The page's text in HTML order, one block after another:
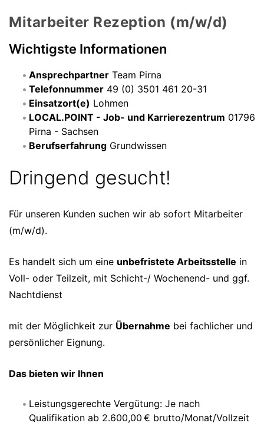
Mitarbeiter Rezeption (m/w/d)
Wichtigste Informationen
Ansprechpartner Team Pirna
Telefonnummer 49 (0) 3501 461 20-31
Einsatzort(e) Lohmen
LOCAL.POINT - Job- und Karrierezentrum 01796
Pirna - Sachsen
Berufserfahrung Grundwissen
Dringend gesucht!
Für unseren Kunden suchen wir ab sofort Mitarbeiter
(m/w/d).
Es handelt sich um eine unbefristete Arbeitsstelle in
Voll- oder Teilzeit, mit Schicht-/ Wochenend- und ggf.
Nachtdienst
mit der Möglichkeit zur Übernahme bei fachlicher und
persönlicher Eignung.
Das bieten wir Ihnen
Leistungsgerechte Vergütung: Je nach
Qualifikation ab 2.600,00 € brutto/Monat/Vollzeit